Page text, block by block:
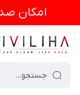
امكان